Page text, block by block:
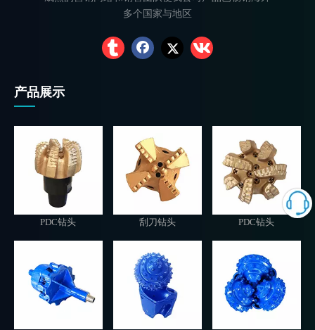
多个国家与地区
产品展示
PDC钻头 刮刀钻头 PDC钻头